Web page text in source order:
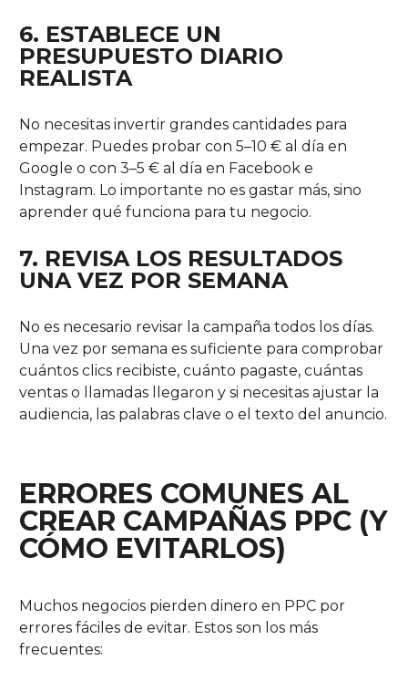
6. ESTABLECE UN
PRESUPUESTO DIARIO
REALISTA
No necesitas invertir grandes cantidades para
empezar. Puedes probar con 5–10 € al día en
Google o con 3–5 € al día en Facebook e
Instagram. Lo importante no es gastar más, sino
aprender qué funciona para tu negocio.
7. REVISA LOS RESULTADOS
UNA VEZ POR SEMANA
No es necesario revisar la campaña todos los días.
Una vez por semana es suficiente para comprobar
cuántos clics recibiste, cuánto pagaste, cuántas
ventas o llamadas llegaron y si necesitas ajustar la
audiencia, las palabras clave o el texto del anuncio.
ERRORES COMUNES AL
CREAR CAMPAÑAS PPC (Y
CÓMO EVITARLOS)
Muchos negocios pierden dinero en PPC por
errores fáciles de evitar. Estos son los más
frecuentes: